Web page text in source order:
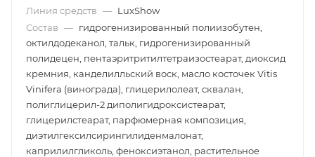
Линия средств — LuxShow
Состав — гидрогенизированный полиизобутен,
октилдодеканол, тальк, гидрогенизированный
полидецен, пентаэритритилтетраизостеарат, диоксид
кремния, канделилльский воск, масло косточек Vitis
Vinifera (винограда), глицерилолеат, сквалан,
полиглицерил-2 диполигидроксистеарат,
глицерилстеарат, парфюмерная композиция,
диэтилгексилсирингилиденмалонат,
каприлилгликоль, феноксиэтанол, растительное